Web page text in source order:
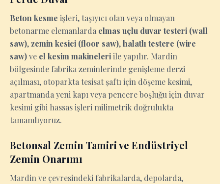
Beton kesme işleri, taşıyıcı olan veya olmayan
betonarme elemanlarda elmas uçlu duvar testeri (wall
saw), zemin kesici (floor saw),halatlı testere (wire
saw)ve el kesim makineleriile yapılır. Mardin
bölgesinde fabrika zeminlerinde genişleme derzi
açılması, otoparkta tesisat şaftı için döşeme kesimi,
apartmanda yeni kapı veya pencere boşluğu için duvar
kesimi gibi hassas işleri milimetrik doğrulukta
tamamlıyoruz.
Betonsal Zemin Tamiri ve Endüstriyel
Zemin Onarımı
Mardin ve çevresindeki fabrikalarda, depolarda,